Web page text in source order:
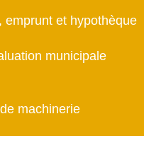
emprunt et hypothèque
municipale
machinerie